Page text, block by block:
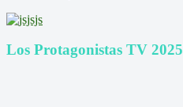
Los Protagonistas TV 2025